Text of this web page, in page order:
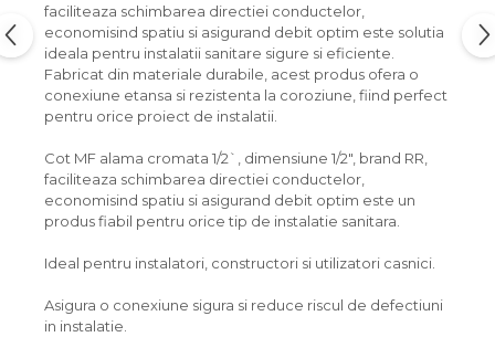
faciliteaza schimbarea directiei conductelor,
economisind spatiu si asigurand debit optim este solutia
ideala pentru instalatii sanitare sigure si eficiente.
Fabricat din materiale durabile, acest produs ofera o
conexiune etansa si rezistenta la coroziune, fiind perfect
pentru orice proiect de instalatii.
Cot MF alama cromata 1/2`, dimensiune 1/2", brand RR,
faciliteaza schimbarea directiei conductelor,
economisind spatiu si asigurand debit optim este un
produs fiabil pentru orice tip de instalatie sanitara.
Ideal pentru instalatori, constructori si utilizatori casnici.
Asigura o conexiune sigura si reduce riscul de defectiuni
in instalatie.